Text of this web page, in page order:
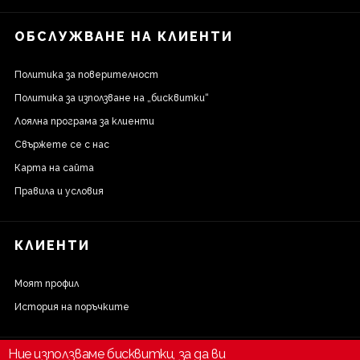
Ние използваме бисквитки, за да ви
ОБСЛУЖВАНЕ НА КЛИЕНТИ
Политика за поверителност
Политика за използване на „бисквитки“
Лоялна програма за клиенти
Свържете се с нас
Карта на сайта
Правила и условия
КЛИЕНТИ
Моят профил
История на поръчките